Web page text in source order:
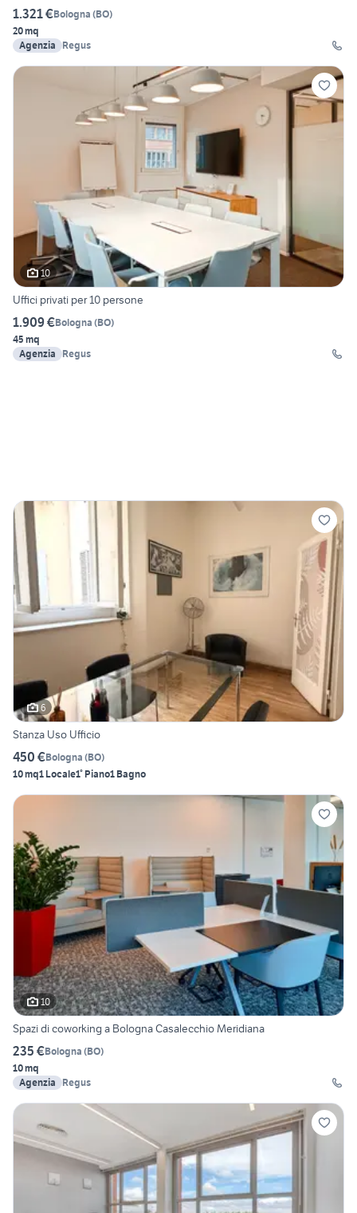
1.321 €Bologna (BO)
20 mq
Agenzia
Regus
10
Uffici privati per 10 persone
1.909 €Bologna (BO)
45 mq
Agenzia
Regus
6
Stanza Uso Ufficio
450 €Bologna (BO)
10 mq1 Locale1° Piano1 Bagno
10
Spazi di coworking a Bologna Casalecchio Meridiana
235 €Bologna (BO)
10 mq
Agenzia
Regus